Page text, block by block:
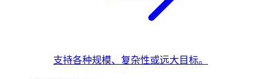
支持各种规模、复杂性或远大目标。